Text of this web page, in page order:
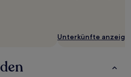
Unterkünfte